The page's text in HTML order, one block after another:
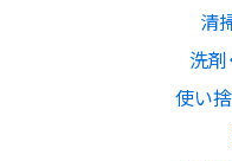
清
洗剤
使い捨